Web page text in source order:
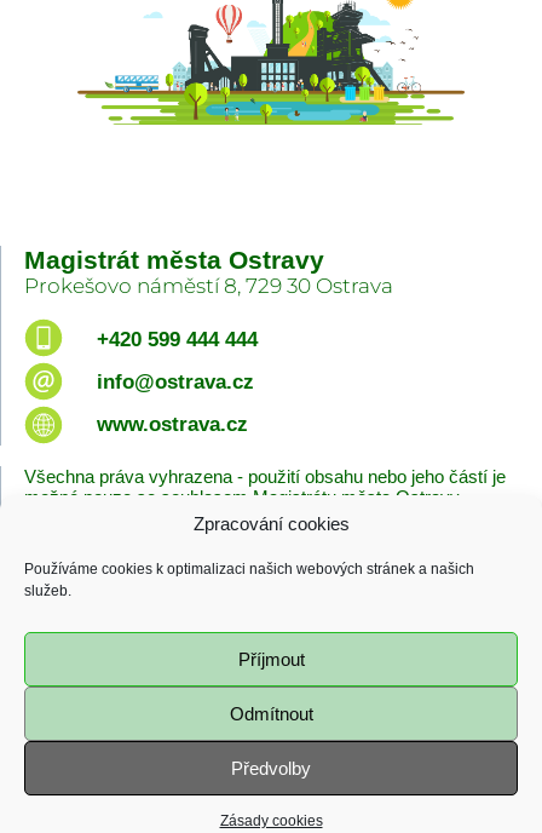
Zpracování cookies
Používáme cookies k optimalizaci našich webových stránek a našich
služeb.
Příjmout
Odmítnout
Předvolby
Zásady cookies
Magistrát města Ostravy
Prokešovo náměstí 8, 729 30 Ostrava
+420 599 444 444
info@ostrava.cz
www.ostrava.cz
Všechna práva vyhrazena - použití obsahu nebo jeho částí je
možné pouze se souhlasem Magistrátu města Ostravy.
Zásady cookies
Poslední změna